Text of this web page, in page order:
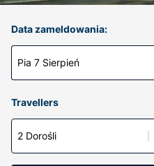
Data zameldowania:
Pia 7 Sierpień
Travellers
2 Dorośli